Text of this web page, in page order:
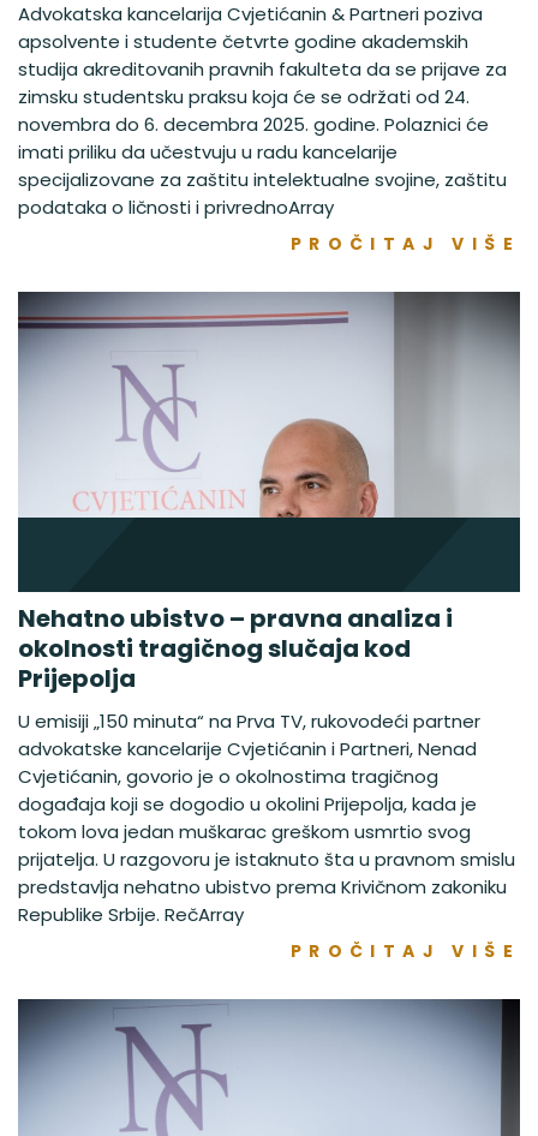
Advokatska kancelarija Cvjetićanin & Partneri poziva
apsolvente i studente četvrte godine akademskih
studija akreditovanih pravnih fakulteta da se prijave za
zimsku studentsku praksu koja će se održati od 24.
novembra do 6. decembra 2025. godine. Polaznici će
imati priliku da učestvuju u radu kancelarije
specijalizovane za zaštitu intelektualne svojine, zaštitu
podataka o ličnosti i privrednoArray
PROČITAJ VIŠE
Nehatno ubistvo – pravna analiza i
okolnosti tragičnog slučaja kod
Prijepolja
U emisiji „150 minuta“ na Prva TV, rukovodeći partner
advokatske kancelarije Cvjetićanin i Partneri, Nenad
Cvjetićanin, govorio je o okolnostima tragičnog
događaja koji se dogodio u okolini Prijepolja, kada je
tokom lova jedan muškarac greškom usmrtio svog
prijatelja. U razgovoru je istaknuto šta u pravnom smislu
predstavlja nehatno ubistvo prema Krivičnom zakoniku
Republike Srbije. RečArray
PROČITAJ VIŠE